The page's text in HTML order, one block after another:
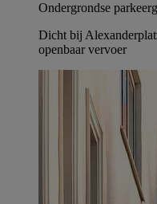
Ondergrondse
Dicht bij
openbaar vervoer